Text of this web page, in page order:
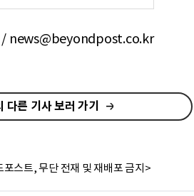
/ news@beyondpost.co.kr
다른 기사 보러 가기
스트, 무단 전재 및 재배포 금지>